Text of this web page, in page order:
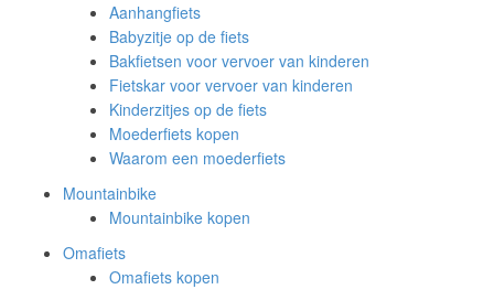
Aanhangfiets
Babyzitje op de fiets
Bakfietsen voor vervoer van kinderen
Fietskar voor vervoer van kinderen
Kinderzitjes op de fiets
Moederfiets kopen
Waarom een moederfiets
Mountainbike
Mountainbike kopen
Omafiets
Omafiets kopen